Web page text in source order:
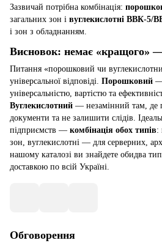
Зазвичай потрібна комбінація:
загальних зон і вуглекислотні ВВК-5/
і зон з обладнанням.
Висновок: немає «кращого» —
Питання «порошковий чи
універсальної відповіді. Порошковий —
універсальністю, вартістю та
Вуглекислотний — незамінний там, де
документи та не залишити слідів.
підприємств — комбінація обох типів:
зон, вуглекислотні — для серверних,
нашому каталозі ви знайдете обидва
доставкою по всій Україні.
Обговорення